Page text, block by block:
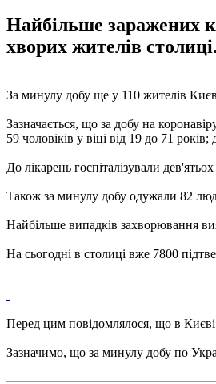
Найбільше заражених
хворих жителів столиці.
За минулу добу ще у 110 жителів
Зазначається, що за добу на
59 чоловіків у віці від 19 до 71
До лікарень госпіталізували
Також за минулу добу одужали 82
Найбільше випадків захворювання
На сьогодні в столиці вже 7800
Перед цим повідомлялося, що в Києві
Зазначимо, що за минулу добу по